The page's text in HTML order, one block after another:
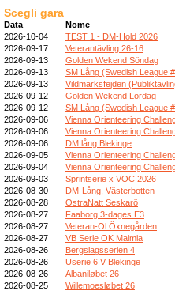
Scegli gara
Data
Nome
2026-10-04
TEST 1 - DM-Hold 2026
2026-09-17
Veterantävling 26-16
2026-09-13
Golden Wekend Söndag
2026-09-13
SM Lång (Swedish League
2026-09-13
Vildmarksfejden
2026-09-12
Golden Wekend Lördag
2026-09-12
SM Lång (Swedish League
2026-09-06
Vienna Orienteering
2026-09-06
Vienna Orienteering
2026-09-06
DM lång Blekinge
2026-09-05
Vienna Orienteering
2026-09-04
Vienna Orienteering
2026-09-03
Sprintserie x VOC 2026
2026-08-30
DM-Lång, Västerbotten
2026-08-28
ÖstraNatt Seskarö
2026-08-27
Faaborg 3-dages E3
2026-08-27
Veteran-Ol Öxnegården
2026-08-27
VB Serie OK Malmia
2026-08-26
Bergslagsserien 4
2026-08-26
Userie 6 V Blekinge
2026-08-26
Albaniløbet 26
2026-08-25
Willemoesløbet 26